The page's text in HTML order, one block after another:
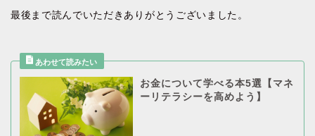
最後まで読んでいただきありがとうございました。
お金について学べる本5選【マネ
ーリテラシーを高めよう】